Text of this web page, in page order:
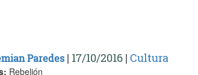
Paredes | 17/10/2016 | Cultura
Rebelión